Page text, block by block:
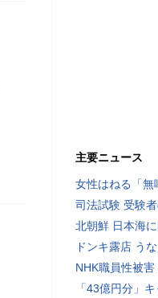
主要ニュース
女性はねる「無
司法試験 受験
北朝鮮 日本海
ドンキ露店 う
NHK職員性被
「43億円分」